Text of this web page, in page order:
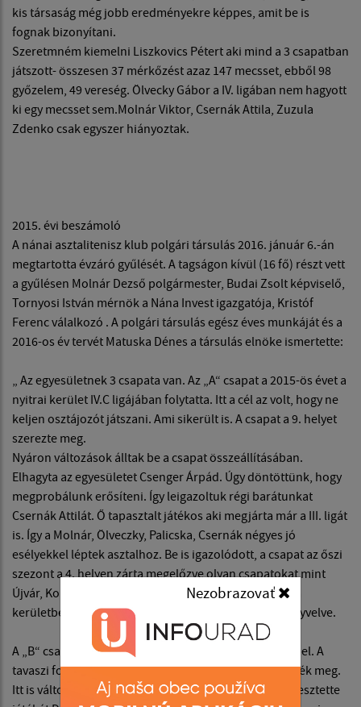
Nezobrazovať
kis társaság még jobb eredményekre képpes, amit be is
fognak bizonyítani.
Szeretmném kiemelni Liszkovics Pétert aki mind a 3 csapatban
játszott- összesen 37 mérkőzést azaz 147 mecsset, ebből 98
győzelem, 49 vereség. Ölvecky Gábor a IV. ligában nem hagyott
ki egy mecsset sem.Molnár Viktor, Csernák Attila, Zuzula
Zdenko csak egyszer hiányoztak.
2015. évi beszámoló
A nánai asztalitenisz klub polgári társulás 2016. jánuár 6.-án
megtartotta évzáró gyűlését. A tagságon kívül (16 fő) részt vett
a gyűlésen Molnár Dezső polgármester, Budai Zsolt képviselő,
Tornyosi István mérnök a Nána Invest igazgatója, Kristóf
Ferenc válalkozó . A polgári társulás egész éves munkáját és a
2016-os év tervét Matuska Dénes a társulás elnöke ismertette:
„ Az egyesületnek 3 csapata van. Az „A“ csapat a 2015-ös évet a
nyitrai kerület IV.C ligájában folytatta. Itt a cél az volt, hogy ne
keljen osztájozót játszani. Ami sikerült is. A csapat a 9. helyet
szerezte meg.
Nyáron változások álltak be a csapat összeállításában.
Elhagyta az egyesületet Csenger Árpád. Úgy döntöttünk, hogy
megprobálunk erősíteni. Így leigazoltuk régi barátunkat
Csernák Attilát. Ő tapasztalt játékos aki megjárta már a III. ligát
is. Így a Molnár, Ölveczky, Palicska, Csernák négyes jó
esélyekkel léptek asztalhoz. Be is igazolódott, a csapat az őszi
szezont a 4. helyen zárta megelőzve olyan csapatokat mint
Újvár, Komárom, Surány, Besenyő akik a járásban és a
kerületben is pinpong nagyhatalomnak vannak elkönyvelve.
A „B“ csapatunk a járási bajnokság V. ligájában szerepel. A
tavaszi fordulókban jól szerepeltek a 8. helyet szerezték meg.
Itt is változások voltak a nyár folyamán. 1 évre felfüggesztette